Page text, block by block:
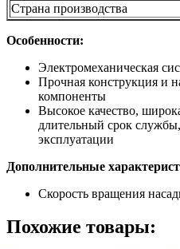
Страна производства
Особенности:
Электромеханическая
Прочная конструкция и
компоненты
Высокое качество,
длительный срок
эксплуатации
Дополнительные
Скорость вращения
Похожие товары: